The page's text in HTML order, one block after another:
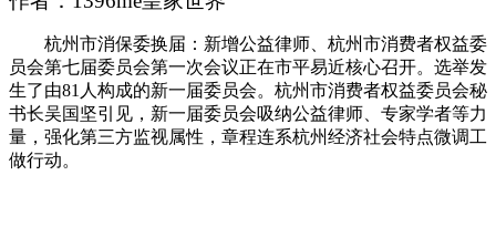
杭州市消保委换届：新增公益律师、杭州市消费者权益委
员会第七届委员会第一次会议正在市平易近核心召开。选举发
生了由81人构成的新一届委员会。杭州市消费者权益委员会秘
书长吴国坚引见，新一届委员会吸纳公益律师、专家学者等力
量，强化第三方监视属性，章程连系杭州经济社会特点微调工
做行动。